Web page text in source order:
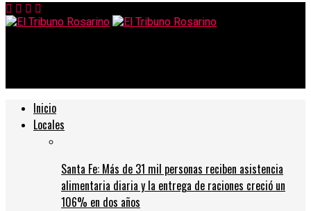
Inicio
Locales
Santa Fe: Más de 31 mil personas reciben asistencia
alimentaria diaria y la entrega de raciones creció un
106% en dos años